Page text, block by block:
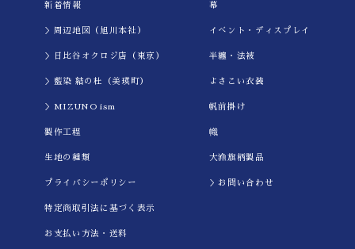
新着情報
＞周辺地図（旭川本社）
＞日比谷オクロジ店（東京）
＞藍染 結の杜（美瑛町）
＞MIZUNO ism
製作工程
生地の種類
プライバシーポリシー
特定商取引法に基づく表示
お支払い方法・送料
幕
イべント・ディスプレイ
半纏・法被
よさこい衣装
帆前掛け
幟
大漁旗柄製品
＞お問い合わせ